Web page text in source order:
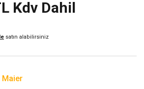
Kdv Dahil
satın alabilirsiniz
Maier